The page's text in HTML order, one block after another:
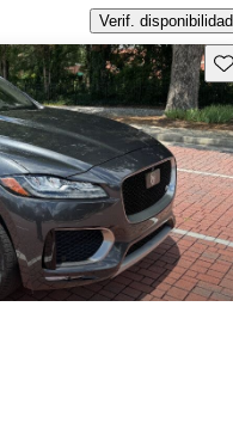
Verif. disponibilidad